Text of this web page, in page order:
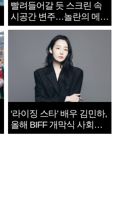
빨려들어갈 듯 스크린 속
시공간 변주…놀란의 메시
지는 ‘전쟁 속죄’
‘라이징 스타’ 배우 김민하,
올해 BIFF 개막식 사회자
확정